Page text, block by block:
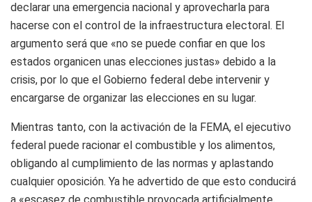
declarar una emergencia nacional y aprovecharla para
hacerse con el control de la infraestructura electoral. El
argumento será que «no se puede confiar en que los
estados organicen unas elecciones justas» debido a la
crisis, por lo que el Gobierno federal debe intervenir y
encargarse de organizar las elecciones en su lugar.
Mientras tanto, con la activación de la FEMA, el ejecutivo
federal puede racionar el combustible y los alimentos,
obligando al cumplimiento de las normas y aplastando
cualquier oposición. Ya he advertido de que esto conducirá